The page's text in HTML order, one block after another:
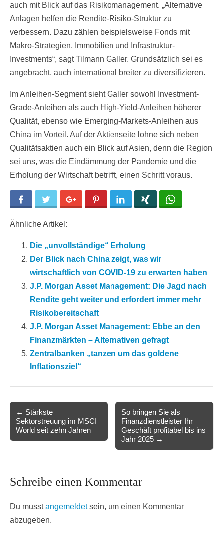
auch mit Blick auf das Risikomanagement. „Alternative
Anlagen helfen die Rendite-Risiko-Struktur zu
verbessern. Dazu zählen beispielsweise Fonds mit
Makro-Strategien, Immobilien und Infrastruktur-
Investments“, sagt Tilmann Galler. Grundsätzlich sei es
angebracht, auch international breiter zu diversifizieren.
Im Anleihen-Segment sieht Galler sowohl Investment-
Grade-Anleihen als auch High-Yield-Anleihen höherer
Qualität, ebenso wie Emerging-Markets-Anleihen aus
China im Vorteil. Auf der Aktienseite lohne sich neben
Qualitätsaktien auch ein Blick auf Asien, denn die Region
sei uns, was die Eindämmung der Pandemie und die
Erholung der Wirtschaft betrifft, einen Schritt voraus.
Facebook Twitter Google+ Pinterest LinkedIn
Ähnliche Artikel:
Die „unvollständige“ Erholung
Der Blick nach China zeigt, was wir
wirtschaftlich von COVID-19 zu erwarten haben
J.P. Morgan Asset Management: Die Jagd nach
Rendite geht weiter und erfordert immer mehr
Risikobereitschaft
J.P. Morgan Asset Management: Ebbe an den
Finanzmärkten – Alternativen gefragt
Zentralbanken „tanzen um das goldene
Inflationsziel“
navigation
← Stärkste
Sektorstreuung im MSCI
World seit zehn Jahren
So bringen Sie als
Finanzdienstleister Ihr
Geschäft profitabel bis ins
Jahr 2025 →
Schreibe einen Kommentar
Du musstangemeldetsein, um einen Kommentar
abzugeben.